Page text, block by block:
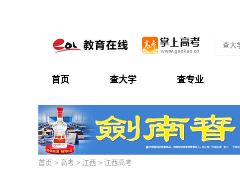
首页 查大学 查专业
首页 > 高考 > 江西 > 江西高考